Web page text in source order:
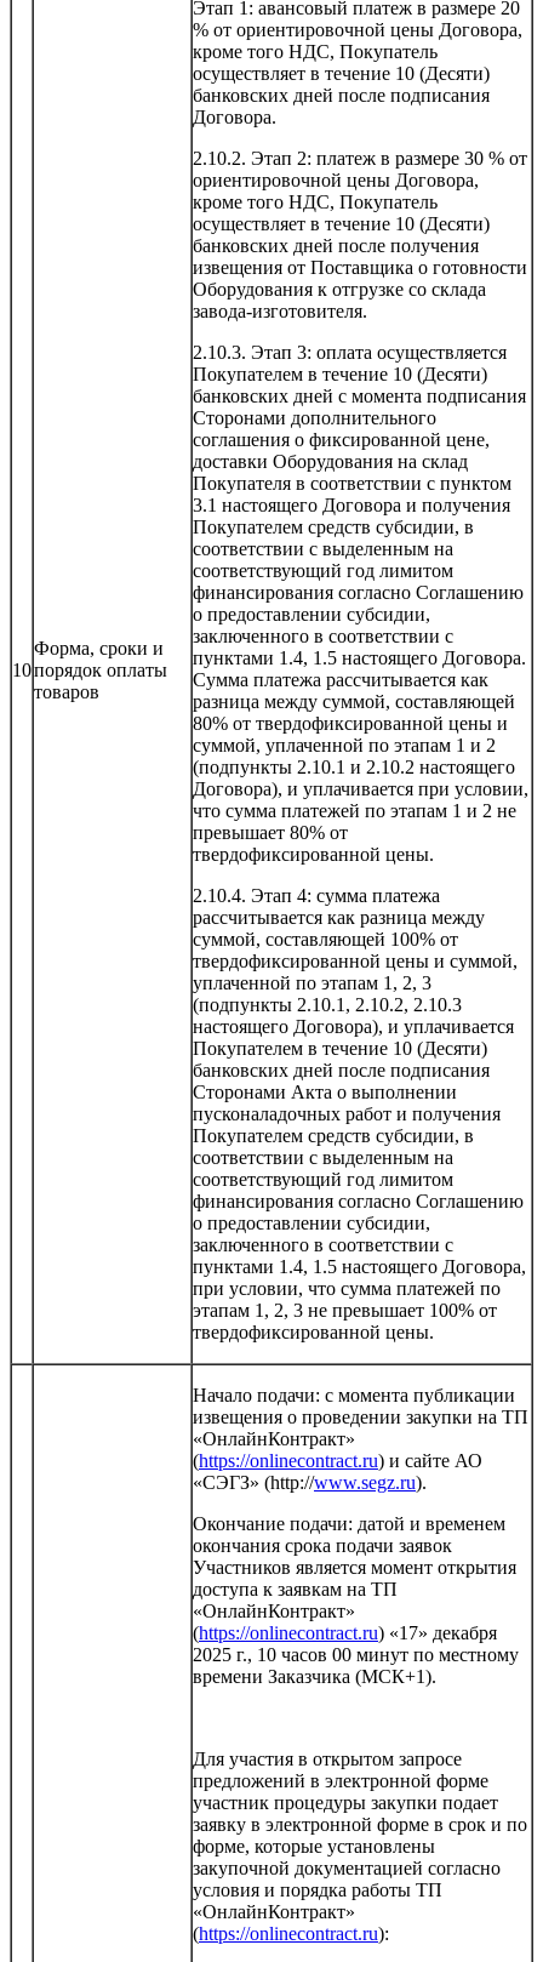
10
Форма, сроки и
порядок оплаты
товаров
Этап 1: авансовый платеж в размере 20
% от ориентировочной цены Договора,
кроме того НДС, Покупатель
осуществляет в течение 10 (Десяти)
банковских дней после подписания
Договора.
2.10.2. Этап 2: платеж в размере 30 % от
ориентировочной цены Договора,
кроме того НДС, Покупатель
осуществляет в течение 10 (Десяти)
банковских дней после получения
извещения от Поставщика о готовности
Оборудования к отгрузке со склада
завода-изготовителя.
2.10.3. Этап 3: оплата осуществляется
Покупателем в течение 10 (Десяти)
банковских дней с момента подписания
Сторонами дополнительного
соглашения о фиксированной цене,
доставки Оборудования на склад
Покупателя в соответствии с пунктом
3.1 настоящего Договора и получения
Покупателем средств субсидии, в
соответствии с выделенным на
соответствующий год лимитом
финансирования согласно Соглашению
о предоставлении субсидии,
заключенного в соответствии с
пунктами 1.4, 1.5 настоящего Договора.
Сумма платежа рассчитывается как
разница между суммой, составляющей
80% от твердофиксированной цены и
суммой, уплаченной по этапам 1 и 2
(подпункты 2.10.1 и 2.10.2 настоящего
Договора), и уплачивается при условии,
что сумма платежей по этапам 1 и 2 не
превышает 80% от
твердофиксированной цены.
2.10.4. Этап 4: сумма платежа
рассчитывается как разница между
суммой, составляющей 100% от
твердофиксированной цены и суммой,
уплаченной по этапам 1, 2, 3
(подпункты 2.10.1, 2.10.2, 2.10.3
настоящего Договора), и уплачивается
Покупателем в течение 10 (Десяти)
банковских дней после подписания
Сторонами Акта о выполнении
пусконаладочных работ и получения
Покупателем средств субсидии, в
соответствии с выделенным на
соответствующий год лимитом
финансирования согласно Соглашению
о предоставлении субсидии,
заключенного в соответствии с
пунктами 1.4, 1.5 настоящего Договора,
при условии, что сумма платежей по
этапам 1, 2, 3 не превышает 100% от
твердофиксированной цены.
Начало подачи: с момента публикации
извещения о проведении закупки на ТП
«ОнлайнКонтракт»
(https://onlinecontract.ru) и сайте АО
«СЭГЗ» (http://www.segz.ru).
Окончание подачи: датой и временем
окончания срока подачи заявок
Участников является момент открытия
доступа к заявкам на ТП
«ОнлайнКонтракт»
(https://onlinecontract.ru) «17» декабря
2025 г., 10 часов 00 минут по местному
времени Заказчика (МСК+1).
Для участия в открытом запросе
предложений в электронной форме
участник процедуры закупки подает
заявку в электронной форме в срок и по
форме, которые установлены
закупочной документацией согласно
условия и порядка работы ТП
«ОнлайнКонтракт»
(https://onlinecontract.ru):